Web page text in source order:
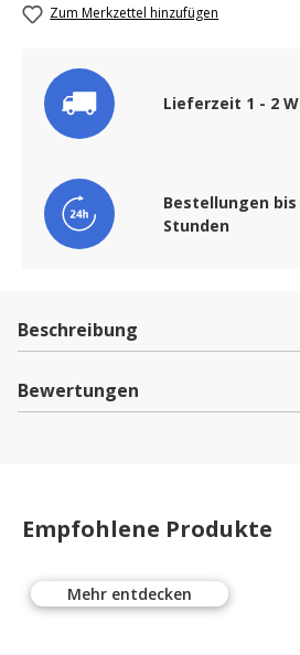
Zum Merkzettel hinzufügen
Lieferzeit 1 - 2
Bestellungen
Stunden
Beschreibung
Bewertungen
Empfohlene Produkte
Mehr entdecken